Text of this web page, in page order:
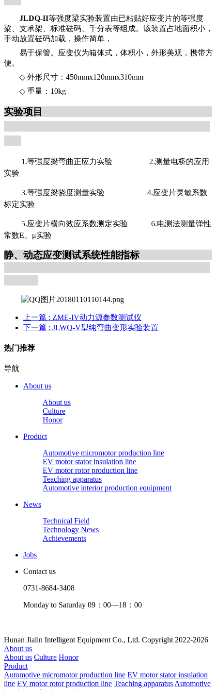
JLDQ-II等强度梁实验装置由已粘贴好应变片的等强度
梁、支承架、标准砝码、千分表等组成。该装置占地面积小，
手动放置砝码加载，操作简单，
易于保管。应变仪为箱体式，体积小，外形美观，携带方
便。
◇ 外形尺寸：450mmx120mmx310mm
◇ 重量：10kg
实验项目
1.等强度梁弯曲正应力实验 2.测量电桥的应用
实验
3.等强度梁挠度测量实验 4.应变片灵敏系数
标定实验
5.应变片横向效应系数测定实验 6.电测法测量弹性
常数E、μ实验
静、动态应变测试系统性能指标
上一篇 : ZME-IV动力源参数测试仪
下一篇 : JLWQ-V型纯弯曲变形实验装置
热门推荐
导航
About us
About us
Culture
Honor
Product
Automotive micromotor production line
EV motor stator insulation line
EV motor rotor production line
Teaching apparatus
Automotive interior production equipment
News
Technical Field
Technology News
Achievements
Jobs
Contact us
0731-8684-3408
Monday to Saturday 09：00—18：00
Hunan Jialin Intelligent Equipment Co., Ltd. Copyright 2022-2026
About us
About us Culture Honor
Product
Automotive micromotor production line EV motor stator insulation
line EV motor rotor production line Teaching apparatus Automotive